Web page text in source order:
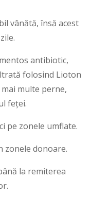
vânătă, însă acest
antibiotic,
folosind Lioton
multe perne,
feței.
pe zonele umflate.
zonele donoare.
la remiterea